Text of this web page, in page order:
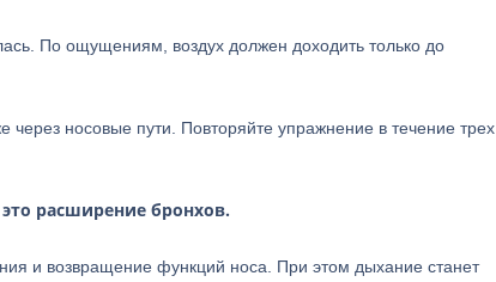
По ощущениям, воздух должен доходить только до
через носовые пути. Повторяйте упражнение в течение трех
расширение бронхов.
и возвращение функций носа. При этом дыхание станет